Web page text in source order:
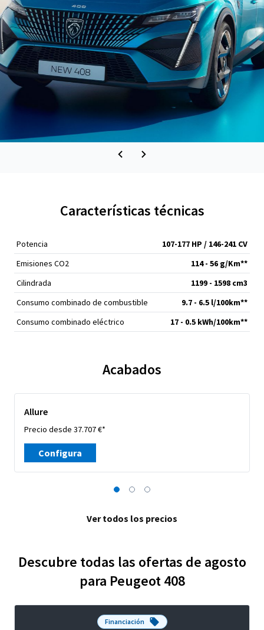
Características técnicas
Potencia
107-177 HP / 146-241 CV
Emisiones CO2
114 - 56 g/Km**
Cilindrada
1199 - 1598 cm3
Consumo combinado de combustible
9.7 - 6.5 l/100km**
Consumo combinado eléctrico
17 - 0.5 kWh/100km**
Acabados
Allure
Precio desde 37.707 €*
Configura
Ver todos los precios
Descubre todas las ofertas de agosto
para Peugeot 408
Financiación